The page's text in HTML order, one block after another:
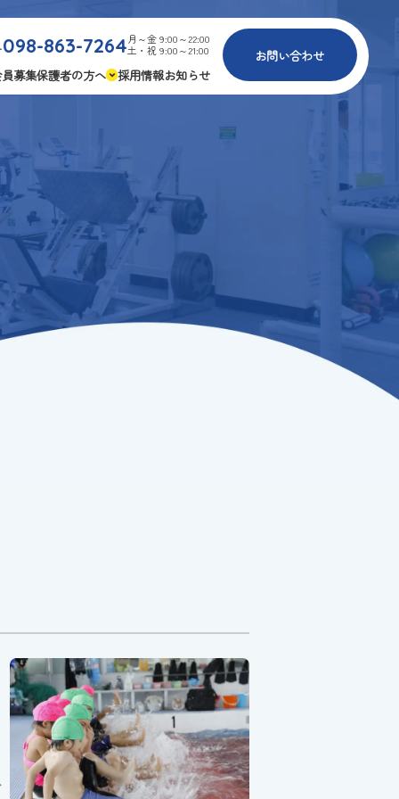
098-863-7264月～金 9:00～22:00
土・祝 9:00～21:00
お問い合わせ
募集保護者の方へ
3つの安心
様々な認定
ふれあいイベント
専用の連絡アプリ
よくある質問
安全対策
採用情報お知らせ